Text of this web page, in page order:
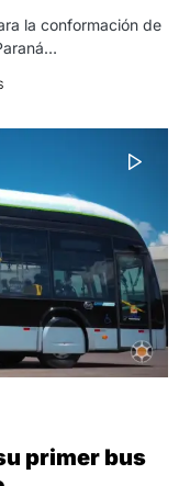
100% eléctrico está